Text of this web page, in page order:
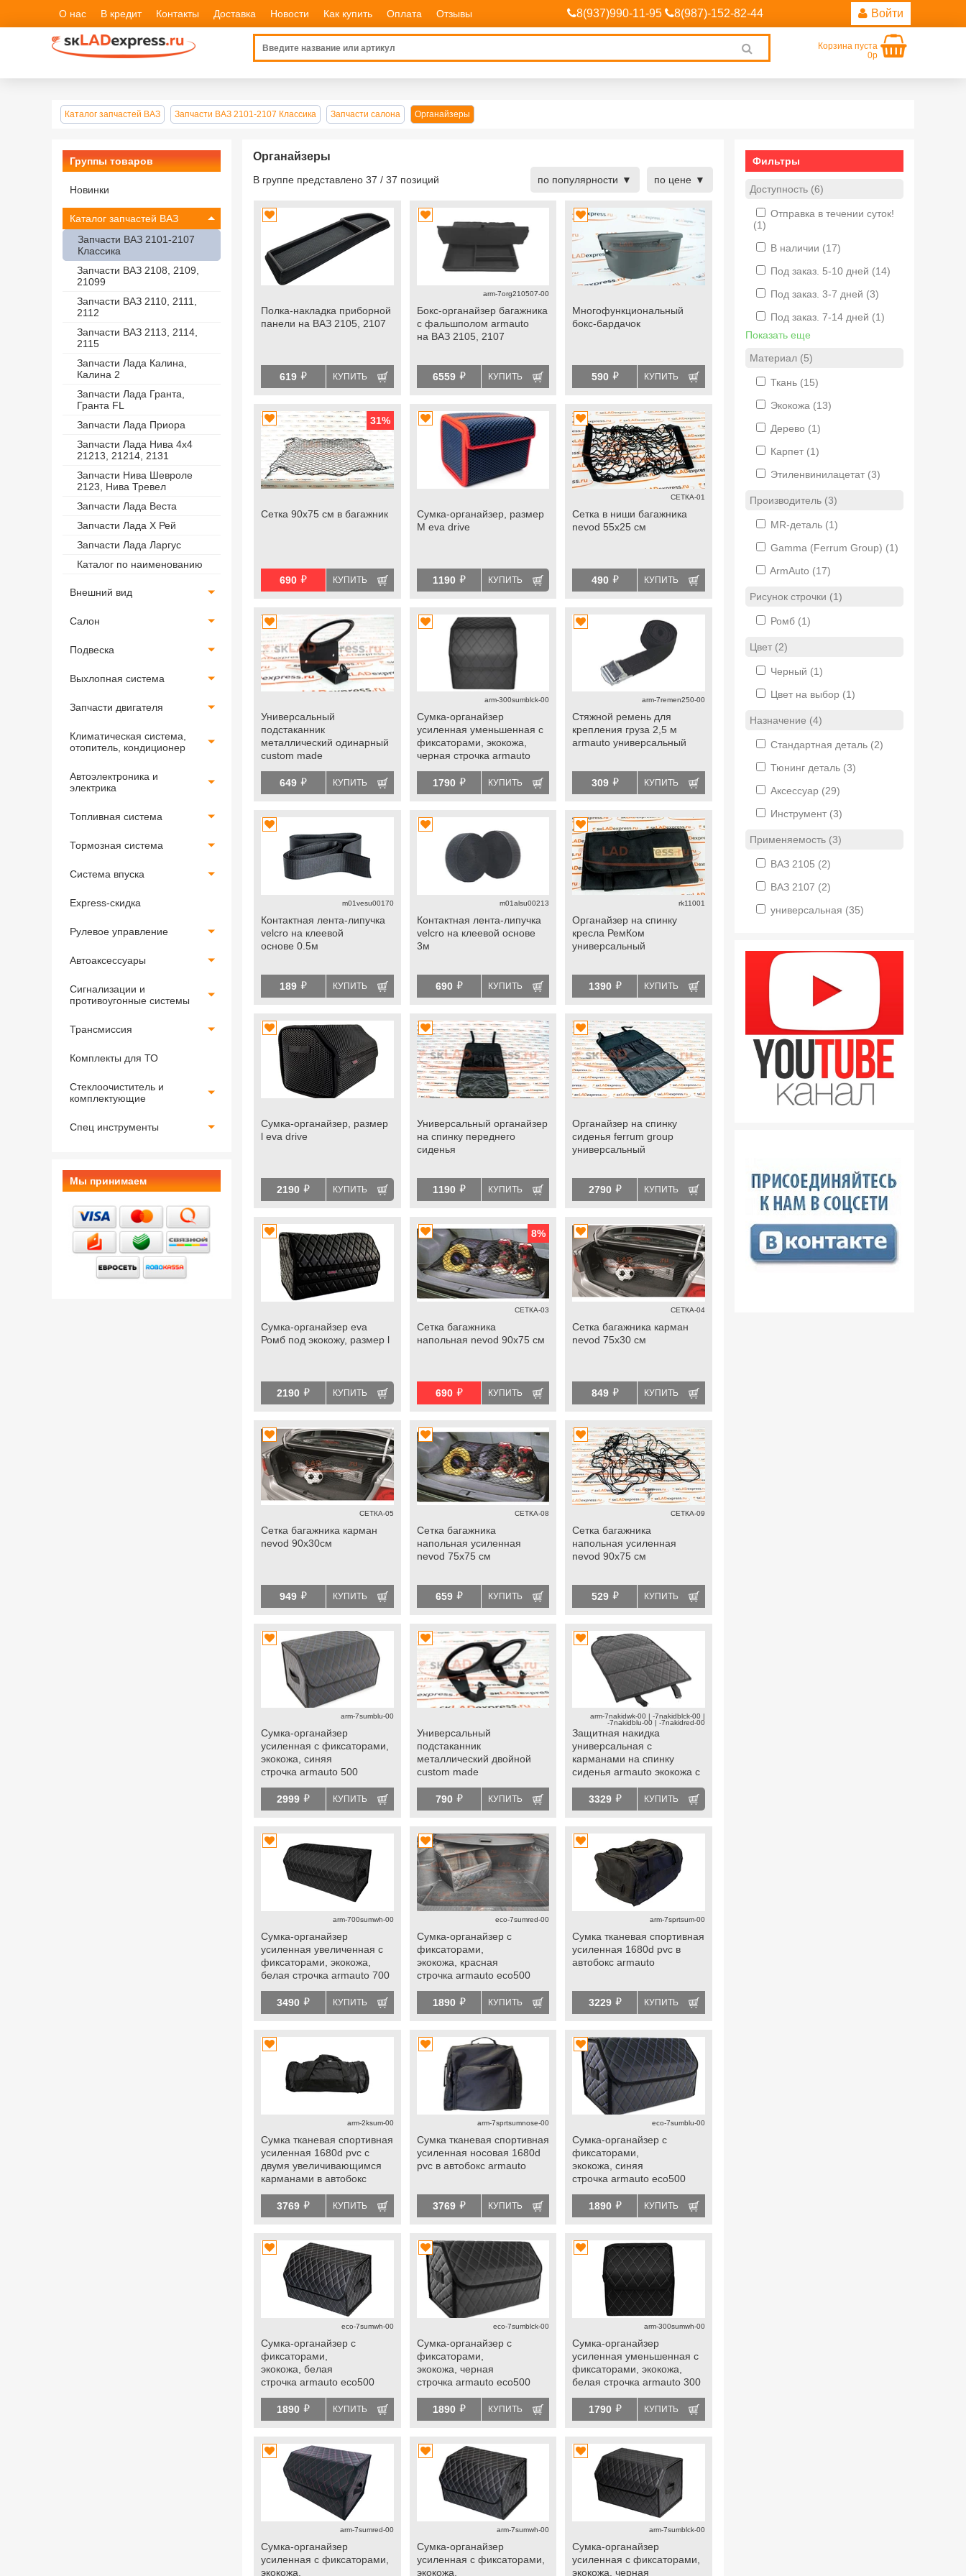
О нас В кредит Контакты Доставка Новости Как купить Оплата Отзывы 8(937)990-11-95 8(987)-152-82-44 Войти
search
Корзина пуста
0р
Каталог запчастей ВАЗ Запчасти ВАЗ 2101-2107 Классика Запчасти салона Органайзеры
Группы товаров
Новинки
Каталог запчастей ВАЗ
Запчасти ВАЗ 2101-2107
Классика
Запчасти ВАЗ 2108, 2109,
21099
Запчасти ВАЗ 2110, 2111,
2112
Запчасти ВАЗ 2113, 2114,
2115
Запчасти Лада Калина,
Калина 2
Запчасти Лада Гранта,
Гранта FL
Запчасти Лада Приора
Запчасти Лада Нива 4х4
21213, 21214, 2131
Запчасти Нива Шевроле
2123, Нива Тревел
Запчасти Лада Веста
Запчасти Лада Х Рей
Запчасти Лада Ларгус
Каталог по наименованию
Внешний вид
Салон
Подвеска
Выхлопная система
Запчасти двигателя
Климатическая система,
отопитель, кондиционер
Автоэлектроника и
электрика
Топливная система
Тормозная система
Система впуска
Express-скидка
Рулевое управление
Автоаксессуары
Сигнализации и
противоугонные системы
Трансмиссия
Комплекты для ТО
Стеклоочиститель и
комплектующие
Спец инструменты
Мы принимаем
Органайзеры
В группе представлено 37 / 37 позиций по популярности по цене
Полка-накладка приборной
панели на ВАЗ 2105, 2107
619 й КУПИТЬ
arm-7org210507-00
Бокс-органайзер багажника
с фальшполом armauto
на ВАЗ 2105, 2107
6559 й КУПИТЬ
Многофункциональный
бокс-бардачок
590 й КУПИТЬ
31%
Сетка 90х75 см в багажник
690 й КУПИТЬ
Сумка-органайзер, размер
М eva drive
1190 й КУПИТЬ
СЕТКА-01
Сетка в ниши багажника
nevod 55х25 см
490 й КУПИТЬ
Универсальный
подстаканник
металлический одинарный
custom madе
649 й КУПИТЬ
arm-300sumblck-00
Сумка-органайзер
усиленная уменьшенная с
фиксаторами, экокожа,
черная строчка armauto
300 универсальная
1790 й КУПИТЬ
arm-7remen250-00
Стяжной ремень для
крепления груза 2,5 м
armauto универсальный
309 й КУПИТЬ
m01vesu00170
Контактная лента-липучка
velcro на клеевой
основе 0.5м
189 й КУПИТЬ
m01alsu00213
Контактная лента-липучка
velcro на клеевой основе
3м
690 й КУПИТЬ
rk11001
Органайзер на спинку
кресла РемКом
универсальный
1390 й КУПИТЬ
Сумка-органайзер, размер
l eva drive
2190 й КУПИТЬ
Универсальный органайзер
на спинку переднего
сиденья
1190 й КУПИТЬ
Органайзер на спинку
сиденья ferrum group
универсальный
2790 й КУПИТЬ
Сумка-органайзер eva
Ромб под экокожу, размер l
2190 й КУПИТЬ
8%
СЕТКА-03
Сетка багажника
напольная nevod 90х75 см
690 й КУПИТЬ
СЕТКА-04
Сетка багажника карман
nevod 75х30 см
849 й КУПИТЬ
СЕТКА-05
Сетка багажника карман
nevod 90х30см
949 й КУПИТЬ
СЕТКА-08
Сетка багажника
напольная усиленная
nevod 75х75 см
659 й КУПИТЬ
СЕТКА-09
Сетка багажника
напольная усиленная
nevod 90х75 см
529 й КУПИТЬ
arm-7sumblu-00
Сумка-органайзер
усиленная с фиксаторами,
экокожа, синяя
строчка armauto 500
универсальная
2999 й КУПИТЬ
Универсальный
подстаканник
металлический двойной
custom madе
790 й КУПИТЬ
arm-7nakidwk-00 | -7nakidblck-00 |
-7nakidblu-00 | -7nakidred-00
Защитная накидка
универсальная с
карманами на спинку
сиденья armauto экокожа с
прострочкой
3329 й КУПИТЬ
arm-700sumwh-00
Сумка-органайзер
усиленная увеличенная с
фиксаторами, экокожа,
белая строчка armauto 700
3490 й КУПИТЬ
eco-7sumred-00
Сумка-органайзер с
фиксаторами,
экокожа, красная
строчка armauto eco500
1890 й КУПИТЬ
arm-7sprtsum-00
Сумка тканевая спортивная
усиленная 1680d pvc в
автобокс armauto
3229 й КУПИТЬ
arm-2ksum-00
Сумка тканевая спортивная
усиленная 1680d pvc с
двумя увеличивающимся
карманами в автобокс
3769 й КУПИТЬ
arm-7sprtsumnose-00
Сумка тканевая спортивная
усиленная носовая 1680d
pvc в автобокс armauto
3769 й КУПИТЬ
eco-7sumblu-00
Сумка-органайзер с
фиксаторами,
экокожа, синяя
строчка armauto eco500
1890 й КУПИТЬ
eco-7sumwh-00
Сумка-органайзер с
фиксаторами,
экокожа, белая
строчка armauto eco500
1890 й КУПИТЬ
eco-7sumblck-00
Сумка-органайзер с
фиксаторами,
экокожа, черная
строчка armauto eco500
1890 й КУПИТЬ
arm-300sumwh-00
Сумка-органайзер
усиленная уменьшенная с
фиксаторами, экокожа,
белая строчка armauto 300
1790 й КУПИТЬ
arm-7sumred-00
Сумка-органайзер
усиленная с фиксаторами,
экокожа,
arm-7sumwh-00
Сумка-органайзер
усиленная с фиксаторами,
экокожа,
arm-7sumblck-00
Сумка-органайзер
усиленная с фиксаторами,
экокожа, черная
Фильтры
Доступность (6)
Отправка в течении суток!
(1)
В наличии (17)
Под заказ. 5-10 дней (14)
Под заказ. 3-7 дней (3)
Под заказ. 7-14 дней (1)
Показать еще
Материал (5)
Ткань (15)
Экокожа (13)
Дерево (1)
Карпет (1)
Этиленвинилацетат (3)
Производитель (3)
MR-деталь (1)
Gamma (Ferrum Group) (1)
ArmAuto (17)
Рисунок строчки (1)
Ромб (1)
Цвет (2)
Черный (1)
Цвет на выбор (1)
Назначение (4)
Стандартная деталь (2)
Тюнинг деталь (3)
Аксессуар (29)
Инструмент (3)
Применяемость (3)
ВАЗ 2105 (2)
ВАЗ 2107 (2)
универсальная (35)